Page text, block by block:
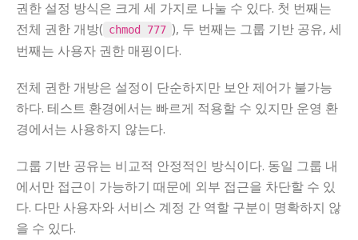
권한 설정 방식은 크게 세 가지로 나눌 수 있다. 첫 번째는
전체 권한 개방( chmod 777 ), 두 번째는 그룹 기반 공유, 세
번째는 사용자 권한 매핑이다.
전체 권한 개방은 설정이 단순하지만 보안 제어가 불가능
하다. 테스트 환경에서는 빠르게 적용할 수 있지만 운영 환
경에서는 사용하지 않는다.
그룹 기반 공유는 비교적 안정적인 방식이다. 동일 그룹 내
에서만 접근이 가능하기 때문에 외부 접근을 차단할 수 있
다. 다만 사용자와 서비스 계정 간 역할 구분이 명확하지 않
을 수 있다.